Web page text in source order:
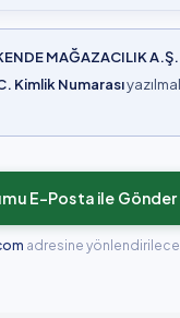
MAĞAZACILIK A.Ş.
Kimlik Numarası
E-Posta ile Gönder
adresine